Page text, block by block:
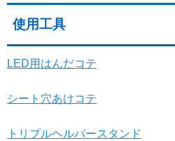
使用工具
LED用はんだコテ
シート穴あけコテ
トリプルヘルパースタンド